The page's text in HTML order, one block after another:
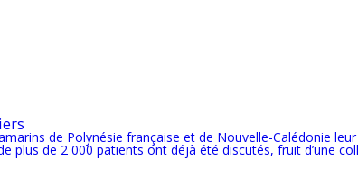
de Polynésie française et de Nouvelle-Calédonie
plus de 2 000 patients ont déjà été discutés, fruit d’une